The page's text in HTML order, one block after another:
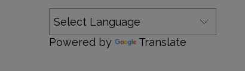
Powered by Translate